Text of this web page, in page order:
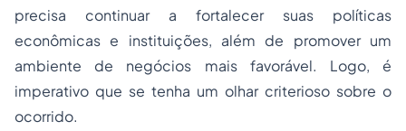
precisa continuar a fortalecer suas políticas
econômicas e instituições, além de promover um
ambiente de negócios mais favorável. Logo, é
imperativo que se tenha um olhar criterioso sobre o
ocorrido.